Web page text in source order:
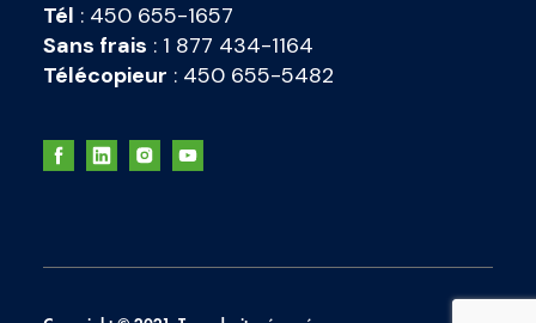
Tél : 450 655-1657
Sans frais : 1 877 434-1164
Télécopieur : 450 655-5482